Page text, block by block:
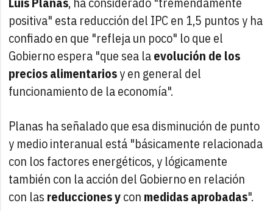
positiva" esta reducción del IPC en 1,5 puntos y ha
confiado en que "refleja un poco" lo que el
Gobierno espera "que sea laevolución de los
precios alimentariosy en general del
funcionamiento de la economía".
Planas ha señalado que esa disminución de punto
y medio interanual está "básicamente relacionada
con los factores energéticos, y lógicamente
también con la acción del Gobierno en relación
con las reducciones ycon medidas aprobadas".